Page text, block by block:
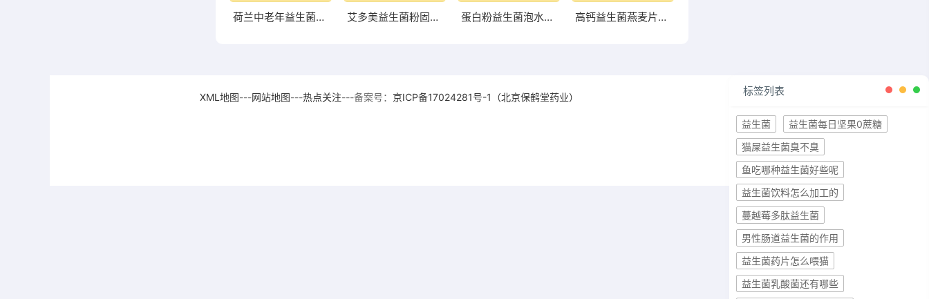
荷兰中老年益生菌奶粉高硒 助力中老年健康的优质选择 艾多美益生菌粉固体助力肠道健康提升的理想选择 蛋白粉益生菌泡水好还是干吃好两者有何区别 高钙益生菌燕麦片能否成为你增肥的新宠？点击了解
标签列表
益生菌
益生菌每日坚果0蔗糖
猫屎益生菌臭不臭
鱼吃哪种益生菌好些呢
益生菌饮料怎么加工的
蔓越莓多肽益生菌
男性肠道益生菌的作用
益生菌药片怎么喂猫
益生菌乳酸菌还有哪些
XML地图---网站地图---热点关注---备案号： 京ICP备17024281号-1（北京保鹤堂药业）